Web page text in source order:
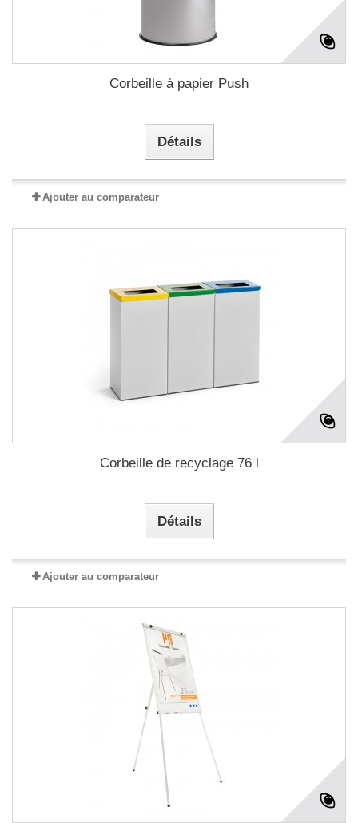
Corbeille à papier Push
Détails
Ajouter au comparateur
Corbeille de recyclage 76 l
Détails
Ajouter au comparateur